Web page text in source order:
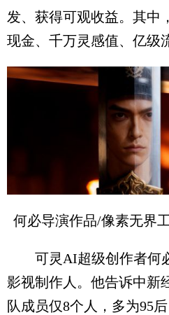
发、获得可观收益。其中
现金、千万灵感值、亿级
何必导演作品/像素无界
可灵AI超级创作者何
影视制作人。他告诉中新
队成员仅8个人，多为95